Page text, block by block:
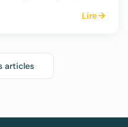
Lire
articles